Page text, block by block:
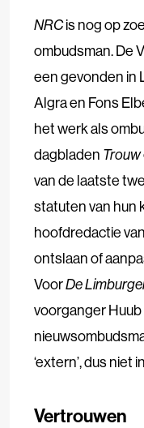
NRCis nog op
ombudsman. De
een gevonden in
Algra en Fons
het werk als
dagbladen Trouw
van de laatste
statuten van hun
hoofdredactie van
ontslaan of
VoorDe
voorganger
‘extern’, dus niet
Vertrouwen